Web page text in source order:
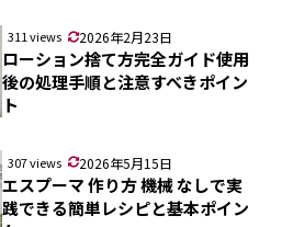
311 views 2026年2月23日
ローション捨て方完全ガイド使用
後の処理手順と注意すべきポイン
ト
307 views 2026年5月15日
エスプーマ 作り方 機械 なしで実
践できる簡単レシピと基本ポイン